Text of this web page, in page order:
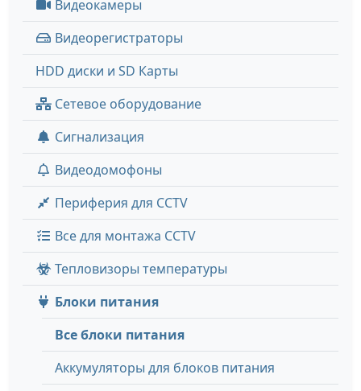
Видеокамеры
Видеорегистраторы
HDD диски и SD Карты
Сетевое оборудование
Сигнализация
Видеодомофоны
Периферия для CCTV
Все для монтажа CCTV
Тепловизоры температуры
Блоки питания
Все блоки питания
Аккумуляторы для блоков питания